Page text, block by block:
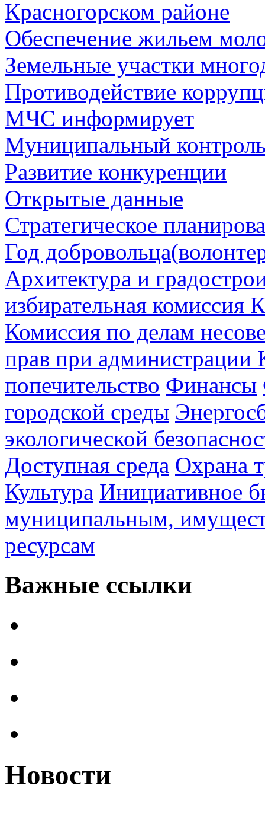
Красногорском районе
Обеспечение жильем
Земельные участки
Противодействие
МЧС информирует
Муниципальный
Развитие конкуренции
Открытые данные
Стратегическое
Год
Архитектура и
избирательная комиссия
Комиссия по делам
прав при администрации
попечительство Финансы
городской среды
экологической
Доступная среда Охрана
Культура Инициативное
муниципальным,
ресурсам
Важные ссылки
Новости